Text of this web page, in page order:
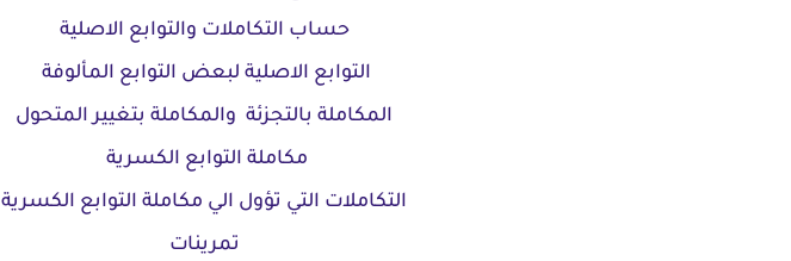
حساب التكاملات والتوابع الاصلية
التوابع الاصلية لبعض التوابع المألوفة
المكاملة بالتجزئة والمكاملة بتغيير المتحول
مكاملة التوابع الكسرية
التكاملات التي تؤول الي مكاملة التوابع الكسرية
تمرينات